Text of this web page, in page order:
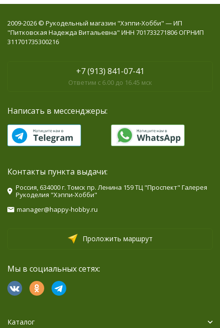
2009-2026 © Рукодельный магазин "Хэппи-Хобби" — ИП
"Питковская Надежда Витальевна" ИНН 701733271806 ОГРНИП
311701735300216
+7 (913) 841-07-41
Ответим с 6.00 до 16.45 мск
Написать в мессенджеры:
Контакты пункта выдачи:
Россия, 634000 г. Томск пр. Ленина 159 ТЦ "Проспект" Галерея
Рукоделия "Хэппи-Хобби"
manager@happy-hobby.ru
Проложить маршрут
Мы в социальных сетях:
Каталог